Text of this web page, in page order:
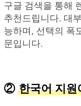
구글 검색을 통해
추천드립니다. 대
능하며, 선택의 폭
문입니다.
② 한국어 지원